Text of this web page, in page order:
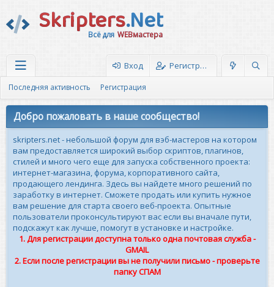
Skripters.Net
Всё для WEBмастера
Вход Регистрация
Последняя активность Регистрация
Добро пожаловать в наше сообщество!
skripters.net - небольшой форум для вэб-мастеров на котором
вам предоставляется широкий выбор скриптов, плагинов,
стилей и много чего еще для запуска собственного проекта:
интернет-магазина, форума, корпоративного сайта,
продающего лендинга. Здесь вы найдете много решений по
заработку в интернет. Сможете продать или купить нужное
вам решение для старта своего веб-проекта. Опытные
пользователи проконсультируют вас если вы вначале пути,
подскажут как лучше, помогут в установке и настройке.
1. Для регистрации доступна только одна почтовая служба -
GMAIL
2. Если после регистрации вы не получили письмо - проверьте
папку СПАМ